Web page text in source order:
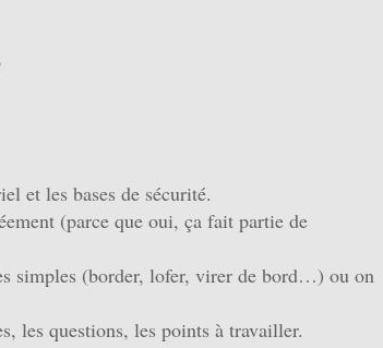
et les bases de sécurité.
(parce que oui, ça fait partie de
simples (border, lofer, virer de bord…) ou on
les questions, les points à travailler.